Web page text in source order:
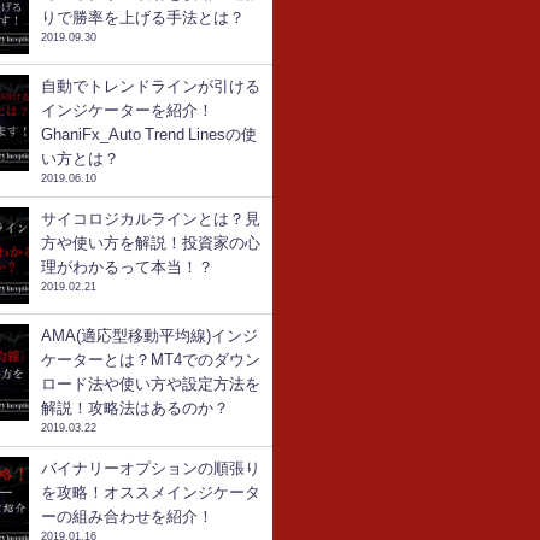
りで勝率を上げる手法とは？
2019.09.30
自動でトレンドラインが引ける
インジケーターを紹介！
GhaniFx_Auto Trend Linesの使
い方とは？
2019.06.10
サイコロジカルラインとは？見
方や使い方を解説！投資家の心
理がわかるって本当！？
2019.02.21
AMA(適応型移動平均線)インジ
ケーターとは？MT4でのダウン
ロード法や使い方や設定方法を
解説！攻略法はあるのか？
2019.03.22
バイナリーオプションの順張り
を攻略！オススメインジケータ
ーの組み合わせを紹介！
2019.01.16